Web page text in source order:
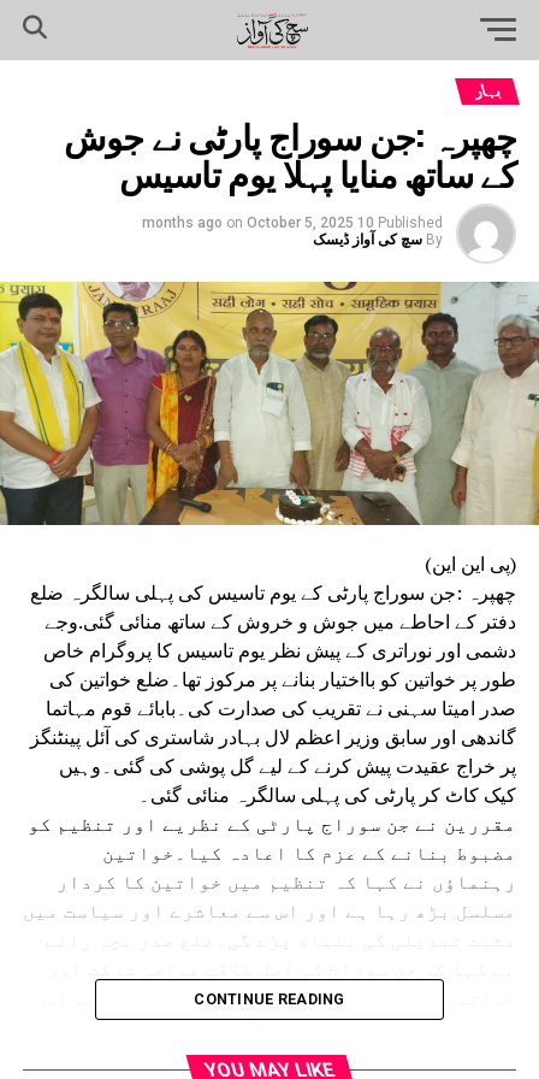
بہار
چھپرہ :جن سوراج پارٹی نے جوش
کے ساتھ منایا پہلا یوم تاسیس
Published
10 months ago
on October 5, 2025
By سچ کی آواز ڈیسک
(پی این این)
چھپرہ :جن سوراج پارٹی کے یوم تاسیس کی پہلی سالگرہ ضلع
دفتر کے احاطے میں جوش و خروش کے ساتھ منائی گئی.وجے
دشمی اور نوراتری کے پیش نظر یوم تاسیس کا پروگرام خاص
طور پر خواتین کو بااختیار بنانے پر مرکوز تھا۔ضلع خواتین کی
صدر امیتا سہنی نے تقریب کی صدارت کی۔بابائے قوم مہاتما
گاندھی اور سابق وزیر اعظم لال بہادر شاستری کی آئل پینٹنگز
پر خراج عقیدت پیش کرنے کے لیے گل پوشی کی گئی۔وہیں
کیک کاٹ کر پارٹی کی پہلی سالگرہ منائی گئی۔
مقررین نے جن سوراج پارٹی کے نظریے اور تنظیم کو
مضبوط بنانے کے عزم کا اعادہ کیا۔خواتین
رہنماؤں نے کہا کہ تنظیم میں خواتین کا کردار
مسلسل بڑھ رہا ہے اور اس سے معاشرے اور سیاست میں
مثبت تبدیلی کی بنیاد پڑے گی۔ضلع صدر بچہ رائے
خواتین کے فعال کردار میں ہے۔مستقبل میں ہم اس
شرکت سے بہار میں تبدیلی لائیں گے۔اس دوران ضلع
کے چیف ترجمان کلدیپ مہاسیٹھ نے کہا کہ پارٹی نے
CONTINUE READING
YOU MAY LIKE